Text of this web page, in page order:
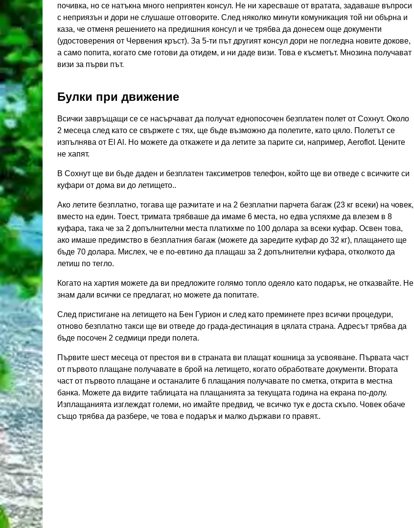
почивка, но се натъкна много неприятен консул. Не ни харесваше от вратата, задаваше въпроси
с неприязън и дори не слушаше отговорите. След няколко минути комуникация той ни обърна и
каза, че отменя решението на предишния консул и че трябва да донесем още документи
(удостоверения от Червения кръст). За 5-ти път другият консул дори не погледна новите докове,
а само попита, когато сме готови да отидем, и ни даде визи. Това е късметът. Мнозина получават
визи за първи път.
Булки при движение
Всички завръщащи се се насърчават да получат еднопосочен безплатен полет от Сохнут. Около
2 месеца след като се свържете с тях, ще бъде възможно да полетите, като цяло. Полетът се
изпълнява от El Al. Но можете да откажете и да летите за парите си, например, Aeroflot. Цените
не хапят.
В Сохнут ще ви бъде даден и безплатен таксиметров телефон, който ще ви отведе с всичките си
куфари от дома ви до летището..
Ако летите безплатно, тогава ще разчитате и на 2 безплатни парчета багаж (23 кг всеки) на човек,
вместо на един. Тоест, тримата трябваше да имаме 6 места, но едва успяхме да влезем в 8
куфара, така че за 2 допълнителни места платихме по 100 долара за всеки куфар. Освен това,
ако имаше предимство в безплатния багаж (можете да заредите куфар до 32 кг), плащането ще
бъде 70 долара. Мислех, че е по-евтино да плащаш за 2 допълнителни куфара, отколкото да
летиш по тегло.
Когато на хартия можете да ви предложите голямо топло одеяло като подарък, не отказвайте. Не
знам дали всички се предлагат, но можете да попитате.
След пристигане на летището на Бен Гурион и след като преминете през всички процедури,
отново безплатно такси ще ви отведе до града-дестинация в цялата страна. Адресът трябва да
бъде посочен 2 седмици преди полета.
Първите шест месеца от престоя ви в страната ви плащат кошница за усвояване. Първата част
от първото плащане получавате в брой на летището, когато обработвате документи. Втората
част от първото плащане и останалите 6 плащания получавате по сметка, открита в местна
банка. Можете да видите таблицата на плащанията за текущата година на екрана по-долу.
Изплащанията изглеждат големи, но имайте предвид, че всичко тук е доста скъпо. Човек обаче
също трябва да разбере, че това е подарък и малко държави го правят..